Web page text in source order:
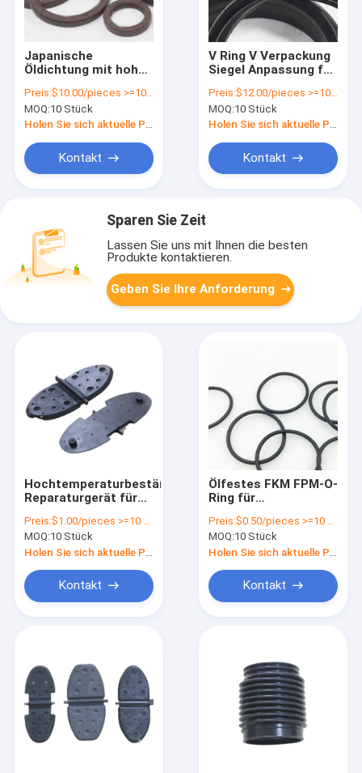
Japanische
Öldichtung mit hoher
und
Staubbeständigkeit
20-90 Shore A
Preis:$10.00/pieces >=10 pieces
MOQ:10 Stück
Holen Sie sich aktuelle Preis
Kontakt
V Ring V Verpackung
Siegel Anpassung für
angepasst an Ihre
Anforderungen
Preis:$12.00/pieces >=10 pieces
MOQ:10 Stück
Holen Sie sich aktuelle Preis
Kontakt
Sparen Sie Zeit
Lassen Sie uns mit Ihnen die besten
Produkte kontaktieren.
Geben Sie Ihre Anforderung
Hochtemperaturbeständiges
Reparaturgerät für
Hydraulikmotoren
mit
Spannungsdichtungen
Preis:$1.00/pieces >=10 pieces
MOQ:10 Stück
Kontakt
Ölfestes FKM FPM-O-
Ring für
in allen Branchen
Preis:$0.50/pieces >=10 pieces
MOQ:10 Stück
Kontakt